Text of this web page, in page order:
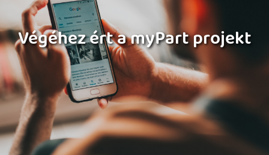
Végéhez ért a myPart projekt